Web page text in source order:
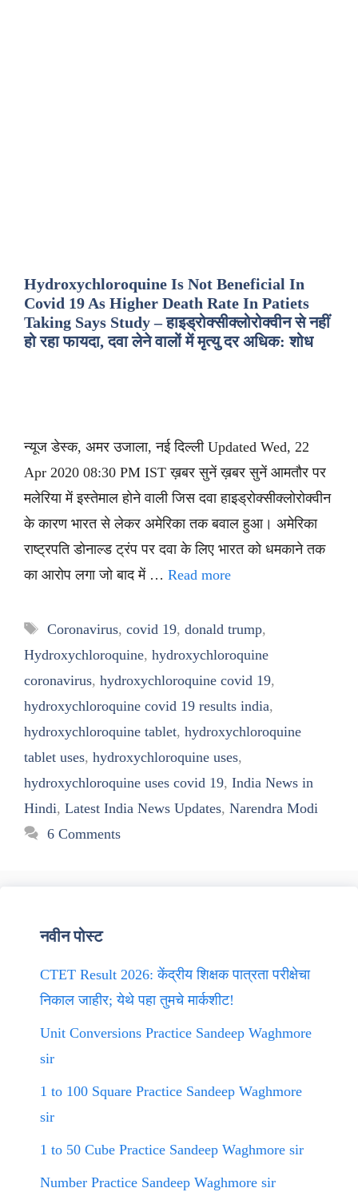
Hydroxychloroquine Is Not Beneficial In
Covid 19 As Higher Death Rate In Patiets
Taking Says Study – हाइड्रोक्सीक्लोरोक्वीन से नहीं
हो रहा फायदा, दवा लेने वालों में मृत्यु दर अधिक: शोध
न्यूज डेस्क, अमर उजाला, नई दिल्ली Updated Wed, 22
Apr 2020 08:30 PM IST ख़बर सुनें ख़बर सुनें आमतौर पर
मलेरिया में इस्तेमाल होने वाली जिस दवा हाइड्रोक्सीक्लोरोक्वीन
के कारण भारत से लेकर अमेरिका तक बवाल हुआ। अमेरिका
राष्ट्रपति डोनाल्ड ट्रंप पर दवा के लिए भारत को धमकाने तक
का आरोप लगा जो बाद में … Read more
Tags
Coronavirus, covid 19, donald trump,
Hydroxychloroquine, hydroxychloroquine
coronavirus, hydroxychloroquine covid 19,
hydroxychloroquine covid 19 results india,
hydroxychloroquine tablet, hydroxychloroquine
tablet uses, hydroxychloroquine uses,
hydroxychloroquine uses covid 19, India News in
Hindi, Latest India News Updates, Narendra Modi
6 Comments
नवीन पोस्ट
CTET Result 2026: केंद्रीय शिक्षक पात्रता परीक्षेचा
निकाल जाहीर; येथे पहा तुमचे मार्कशीट!
Unit Conversions Practice Sandeep Waghmore
sir
1 to 100 Square Practice Sandeep Waghmore
sir
1 to 50 Cube Practice Sandeep Waghmore sir
Number Practice Sandeep Waghmore sir